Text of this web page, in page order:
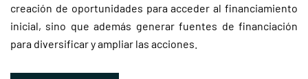
creación de oportunidades para acceder al financiamiento
inicial, sino que además generar fuentes de financiación
para diversificar y ampliar las acciones.